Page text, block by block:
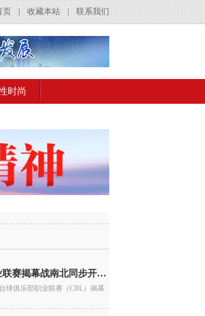
联系我们
收藏本站
页
时尚
中国台球俱乐部职业联赛揭幕战南北同步开杆 首届CBL
球俱乐部职业联赛（CBL）揭幕